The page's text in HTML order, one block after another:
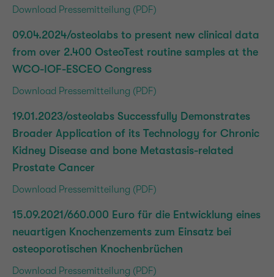
Download Pressemitteilung (PDF)
09.04.2024/osteolabs to present new clinical data
from over 2.400 OsteoTest routine samples at the
WCO-IOF-ESCEO Congress
Download Pressemitteilung (PDF)
19.01.2023/osteolabs Successfully Demonstrates
Broader Application of its Technology for Chronic
Kidney Disease and bone Metastasis-related
Prostate Cancer
Download Pressemitteilung (PDF)
15.09.2021/660.000 Euro für die Entwicklung eines
neuartigen Knochenzements zum Einsatz bei
osteoporotischen Knochenbrüchen
Download Pressemitteilung (PDF)